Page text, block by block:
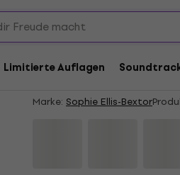
Limitierte Auflagen
Sophie Ellis-Bextor -
Ellis-Bextor's
Coloured) (2 LP)
Marke: Sophie Ellis-Bextor